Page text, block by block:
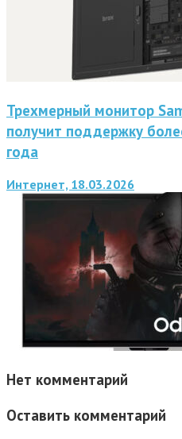
Трехмерный монитор
получит поддержку
года
Интернет, 18.03.2026
Нет комментарий
Оставить комментарий